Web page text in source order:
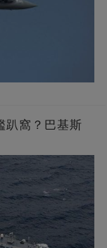
趴窩？巴基斯